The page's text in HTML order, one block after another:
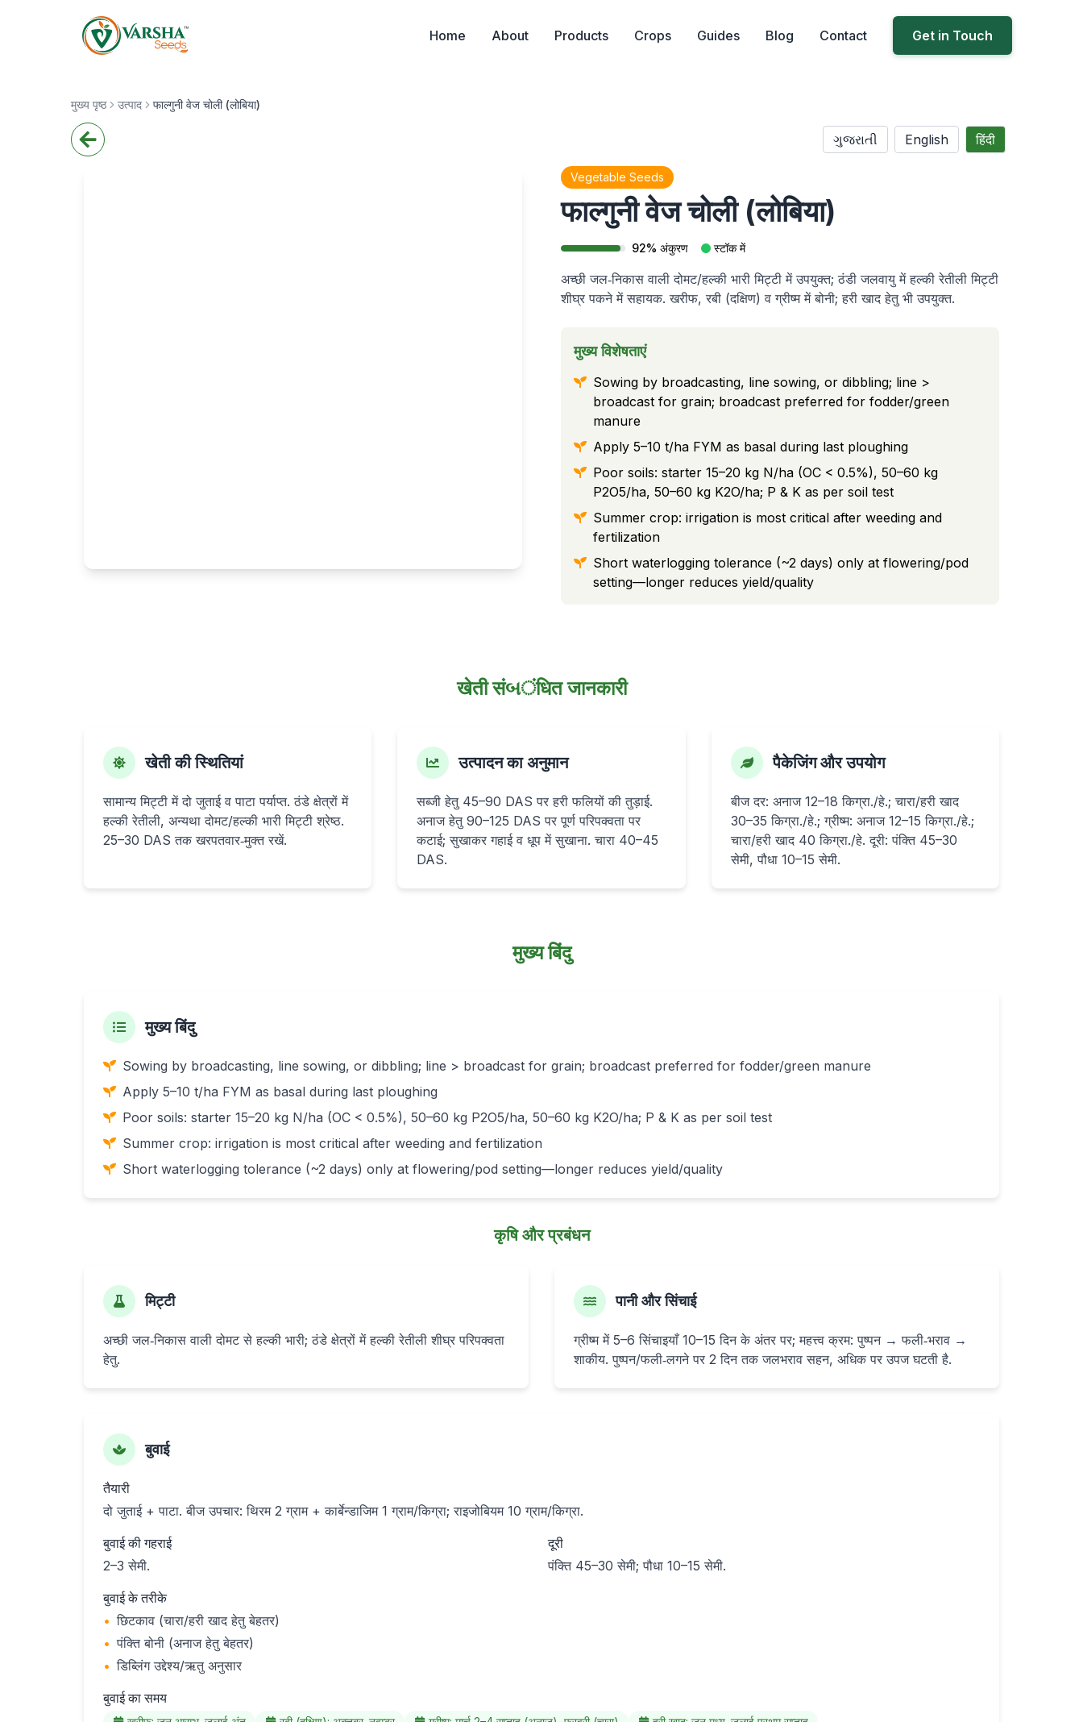
Home About Products Crops Guides Blog Contact Get in Touch
मुख्य पृष्ठ उत्पाद फाल्गुनी वेज चोली (लोबिया)
ગુજરાતી English हिंदी
Vegetable Seeds
फाल्गुनी वेज चोली (लोबिया)
92% अंकुरण स्टॉक में
अच्छी जल‑निकास वाली दोमट/हल्की भारी मिट्टी में उपयुक्त; ठंडी जलवायु में हल्की रेतीली मिट्टी
शीघ्र पकने में सहायक. खरीफ, रबी (दक्षिण) व ग्रीष्म में बोनी; हरी खाद हेतु भी उपयुक्त.
मुख्य विशेषताएं
Sowing by broadcasting, line sowing, or dibbling; line >
broadcast for grain; broadcast preferred for fodder/green
manure
Apply 5–10 t/ha FYM as basal during last ploughing
Poor soils: starter 15–20 kg N/ha (OC < 0.5%), 50–60 kg
P2O5/ha, 50–60 kg K2O/ha; P & K as per soil test
Summer crop: irrigation is most critical after weeding and
fertilization
Short waterlogging tolerance (~2 days) only at flowering/pod
setting—longer reduces yield/quality
खेती संબंधित जानकारी
खेती की स्थितियां
सामान्य मिट्टी में दो जुताई व पाटा पर्याप्त. ठंडे क्षेत्रों में
हल्की रेतीली, अन्यथा दोमट/हल्की भारी मिट्टी श्रेष्ठ.
25–30 DAS तक खरपतवार‑मुक्त रखें.
उत्पादन का अनुमान
सब्जी हेतु 45–90 DAS पर हरी फलियों की तुड़ाई.
अनाज हेतु 90–125 DAS पर पूर्ण परिपक्वता पर
कटाई; सुखाकर गहाई व धूप में सुखाना. चारा 40–45
DAS.
पैकेजिंग और उपयोग
बीज दर: अनाज 12–18 किग्रा./हे.; चारा/हरी खाद
30–35 किग्रा./हे.; ग्रीष्म: अनाज 12–15 किग्रा./हे.;
चारा/हरी खाद 40 किग्रा./हे. दूरी: पंक्ति 45–30
सेमी, पौधा 10–15 सेमी.
मुख्य बिंदु
मुख्य बिंदु
Sowing by broadcasting, line sowing, or dibbling; line > broadcast for grain; broadcast preferred for fodder/green manure
Apply 5–10 t/ha FYM as basal during last ploughing
Poor soils: starter 15–20 kg N/ha (OC < 0.5%), 50–60 kg P2O5/ha, 50–60 kg K2O/ha; P & K as per soil test
Summer crop: irrigation is most critical after weeding and fertilization
Short waterlogging tolerance (~2 days) only at flowering/pod setting—longer reduces yield/quality
कृषि और प्रबंधन
मिट्टी
अच्छी जल‑निकास वाली दोमट से हल्की भारी; ठंडे क्षेत्रों में हल्की रेतीली शीघ्र परिपक्वता
हेतु.
पानी और सिंचाई
ग्रीष्म में 5–6 सिंचाइयाँ 10–15 दिन के अंतर पर; महत्त्व क्रम: पुष्पन → फली‑भराव →
शाकीय. पुष्पन/फली‑लगने पर 2 दिन तक जलभराव सहन, अधिक पर उपज घटती है.
बुवाई
तैयारी
दो जुताई + पाटा. बीज उपचार: थिरम 2 ग्राम + कार्बेन्डाजिम 1 ग्राम/किग्रा; राइजोबियम 10 ग्राम/किग्रा.
बुवाई की गहराई
2–3 सेमी.
दूरी
पंक्ति 45–30 सेमी; पौधा 10–15 सेमी.
बुवाई के तरीके
• छिटकाव (चारा/हरी खाद हेतु बेहतर)
• पंक्ति बोनी (अनाज हेतु बेहतर)
• डिब्लिंग उद्देश्य/ऋतु अनुसार
बुवाई का समय